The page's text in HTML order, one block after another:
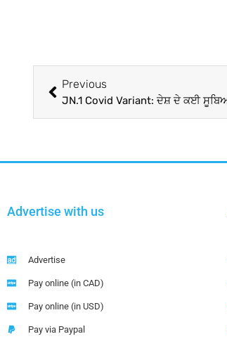
Previous
Advertise with us
Advertise
Pay online (in CAD)
Pay online (in USD)
Pay via Paypal